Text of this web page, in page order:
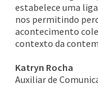
estabelece uma
nos permitindo
acontecimento
contexto da
Katryn Rocha
Auxiliar de